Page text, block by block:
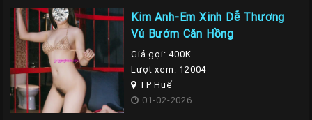
Kim Anh-Em Xinh Dễ Thương
Vú Bướm Căn Hồng
Giá gọi: 400K
Lượt xem: 12004
TP Huế
01-02-2026